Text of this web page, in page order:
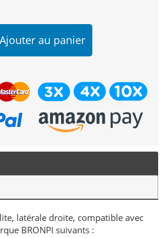
au panier
latérale droite, compatible avec
BRONPI suivants :